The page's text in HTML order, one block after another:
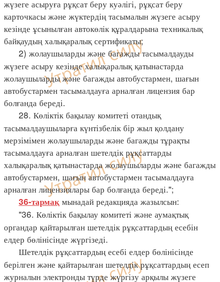
жүзеге асыруға рұқсат беру куәлігі, рұқсат беру
карточкасы және жүктердің тасымалын жүзеге асыру
кезінде ұсынылған автокөлік құралдарына техникалық
байқаудың халықаралық сертификаты;
2) жолаушыларды және багажды тасымалдауды
жүзеге асыру кезінде халықаралық қатынастарда
жолаушыларды және багажды автобустармен, шағын
автобустармен тасымалдауға арналған лицензия бар
болғанда береді.
28. Көліктік бақылау комитеті отандық
тасымалдаушыларға күнтізбелік бір жыл қолдану
мерзімімен жолаушыларды және багажды тұрақты
тасымалдауға арналған шетелдік рұқсаттарды
халықаралық қатынастарда жолаушыларды және багажды
автобустармен, шағын автобустармен тасымалдауға
арналған лицензиялары бар болғанда береді.";
36-тармақ мынадай редакцияда жазылсын:
"36. Көліктік бақылау комитеті және аумақтық
органдар қайтарылған шетелдік рұқсаттардың есебін
елдер бөлінісінде жүргізеді.
Шетелдік рұқсаттардың есебі елдер бөлінісінде
берілген және қайтарылған шетелдік рұқсаттардың есеп
журналын электронды түрде жүргізу арқылы жүзеге